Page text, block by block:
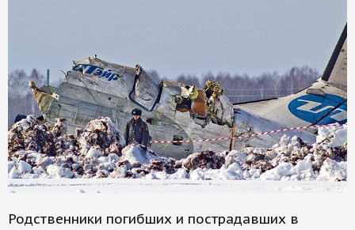
Родственники погибших и пострадавших в